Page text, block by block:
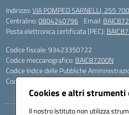
Cookies e altri
Il nostro Istituto non utilizza
Indirizzo:VIA POMPEO SARNELLI, 255
Centralino:0804240796 Email:
Posta elettronica certificata (PEC):
Codice fiscale: 93423350722
Codice meccanografico: BAIC87200N
Codice Indice delle Pubbliche
Codice unico di fatturazione (CUF): UF9AKD